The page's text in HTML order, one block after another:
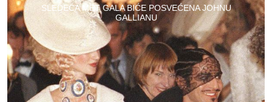
SLEDEĆA MET GALA BIĆE POSVEĆENA JOHNU
GALLIANU